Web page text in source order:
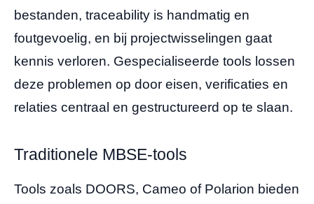
bestanden, traceability is handmatig en
foutgevoelig, en bij projectwisselingen gaat
kennis verloren. Gespecialiseerde tools lossen
deze problemen op door eisen, verificaties en
relaties centraal en gestructureerd op te slaan.
Traditionele MBSE-tools
Tools zoals DOORS, Cameo of Polarion bieden